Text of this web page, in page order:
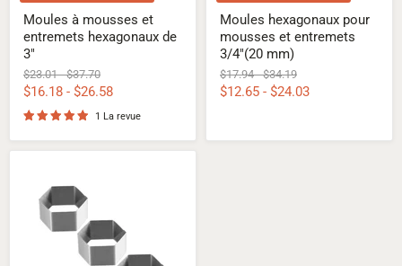
Moules à mousses et
entremets hexagonaux de
3"
Prix
d'origine
$23.01-Prix
d'origine
$37.70
$16.18 - $26.58
1 La revue
Moules hexagonaux pour
mousses et entremets
3/4"(20 mm)
Prix
d'origine
$17.94-Prix
d'origine
$34.19
$12.65 - $24.03
mousses
entremets
hexagonaux